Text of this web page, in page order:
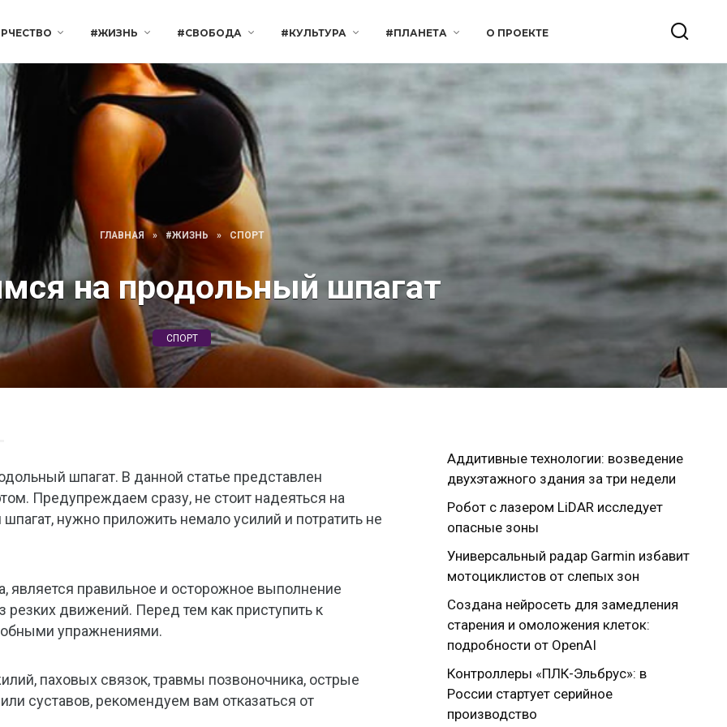
#ЖИЗНЬ #СВОБОДА #КУЛЬТУРА #ПЛАНЕТА О ПРОЕКТЕ
ГЛАВНАЯ » #ЖИЗНЬ » СПОРТ
на продольный шпагат
СПОРТ
шпагат. В данной статье представлен
Предупреждаем сразу, не стоит надеяться на
нужно приложить немало усилий и потратить не
правильное и осторожное выполнение
движений. Перед тем как приступить к
упражнениями.
паховых связок, травмы позвоночника, острые
суставов, рекомендуем вам отказаться от
Аддитивные технологии: возведение
двухэтажного здания за три недели
Робот с лазером LiDAR исследует
опасные зоны
Универсальный радар Garmin избавит
мотоциклистов от слепых зон
Создана нейросеть для замедления
старения и омоложения клеток:
подробности от OpenAI
Контроллеры «ПЛК-Эльбрус»: в
России стартует серийное
производство